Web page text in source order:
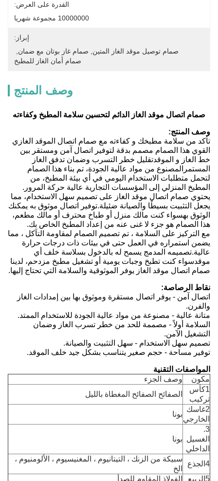
القدرة على العرض:
10000000 مجموعة شهريا
إبراز:
صمام توصيل موقد الغاز المتين
صمام غاز بوتان مع ضمان
صمام أمان الغاز للمطبخ
وصف المنتج
صمام اتصال موقد الغاز الدائم لتحسين سلامة المطبخ وكفاءته
وصف المنتج:
تأكد من سلامة مطبخك و كفاءته مع صمام اتصال الموقد الغازي
القوي هذا الصمام مصمم بدقة لتوفير اتصال آمن ومستقر بين
خط الغاز و الموقدتقليل خطر التسرب وضمان تدفق الغاز
المستمرالمصنوع من مواد عالية الجودة، تم بناء هذا الصمام
لتحمل متطلبات الاستخدام اليومي في أي بيئة المطبخ، من
المطبخ المنزلي إلى المؤسسات التجارية عالية حركة المرور.
يحتوي صمام اتصال موقد الغاز على تصميم سهل الاستخدام، مما
يجعل التثبيت بسيطًا والصيانة ضئيلة.توفير اتصال موثوق به يمكنك
الوثوق بهسواء كنت مالك منزل أو طباخ محترف أو مالك مطعم،
هذا الصمام هو جزء لا غنى عنه من إعداد المطبخ الخاص بك.
مع التركيز على السلامة ، تم تصميم الصمام لمقاومة التآكل ، مما
يضمن استمراره في العمل حتى في بيئات ذات درجات حرارة
عالية.تصميمه المدمج يسمح له بالدخول بسلاسة خلف أي
موقدسواء كنت تطبخ وجبات يومية أو تشغيل مطبخ مزدحم، لدينا
صمام اتصال موقد الغاز يوفر الموثوقية والسلامة التي تحتاج إليها.
نقاط الرصاصة:
اتصال آمن - يوفر اتصال مستقرة وموثوق بها بين إمدادات الغاز
والفرن.
متانة عالية - مصنوعة من مواد عالية الجودة للاستخدام الممتد.
السلامة أولاً - مصممة للحد من خطر تسرب الغاز وضمان
التشغيل الآمن.
تصميم سهل الاستخدام - سهل التثبيت والصيانة.
توفير مساحة - حجم صغير يتناسب بشكل جيد خلف الموقد.
المواصفات التقنية
مكون
وصف الجزء
1كأس
تركيب
الصفائح الصفائح المغطاة بالليل
2غاسك
الخارجي
بونا
3.
الغسيل
الداخلي
بونا
4الجذع
سبيكة من الزنك ، التيتانيوم ، المغنيسيوم ، الألومنيوم ،
الخ
5الربيع
الفولاذ المقاوم للصدأ